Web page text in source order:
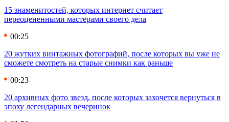
15 знаменитостей, которых интернет считает
переоцененными мастерами своего дела
00:25
20 жутких винтажных фотографий, после которых вы уже не
сможете смотреть на старые снимки как раньше
00:23
20 архивных фото звезд, после которых захочется вернуться в
эпоху легендарных вечеринок